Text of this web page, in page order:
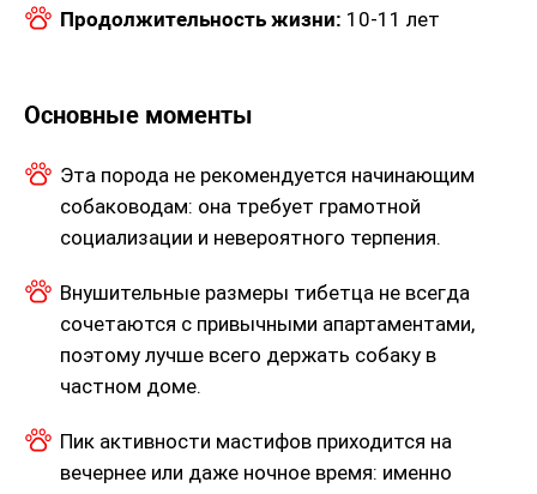
Продолжительность жизни: 10-11 лет
Основные моменты
Эта порода не рекомендуется начинающим
собаководам: она требует грамотной
социализации и невероятного терпения.
Внушительные размеры тибетца не всегда
сочетаются с привычными апартаментами,
поэтому лучше всего держать собаку в
частном доме.
Пик активности мастифов приходится на
вечернее или даже ночное время: именно